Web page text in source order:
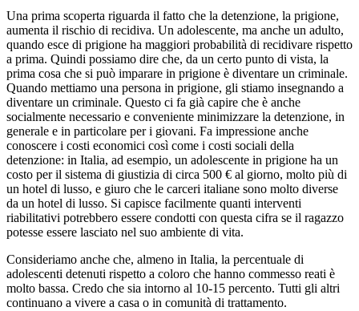
Una prima scoperta riguarda il fatto che la detenzione, la prigione,
aumenta il rischio di recidiva. Un adolescente, ma anche un adulto,
quando esce di prigione ha maggiori probabilità di recidivare rispetto
a prima. Quindi possiamo dire che, da un certo punto di vista, la
prima cosa che si può imparare in prigione è diventare un criminale.
Quando mettiamo una persona in prigione, gli stiamo insegnando a
diventare un criminale. Questo ci fa già capire che è anche
socialmente necessario e conveniente minimizzare la detenzione, in
generale e in particolare per i giovani. Fa impressione anche
conoscere i costi economici così come i costi sociali della
detenzione: in Italia, ad esempio, un adolescente in prigione ha un
costo per il sistema di giustizia di circa 500 € al giorno, molto più di
un hotel di lusso, e giuro che le carceri italiane sono molto diverse
da un hotel di lusso. Si capisce facilmente quanti interventi
riabilitativi potrebbero essere condotti con questa cifra se il ragazzo
potesse essere lasciato nel suo ambiente di vita.
Consideriamo anche che, almeno in Italia, la percentuale di
adolescenti detenuti rispetto a coloro che hanno commesso reati è
molto bassa. Credo che sia intorno al 10-15 percento. Tutti gli altri
continuano a vivere a casa o in comunità di trattamento.